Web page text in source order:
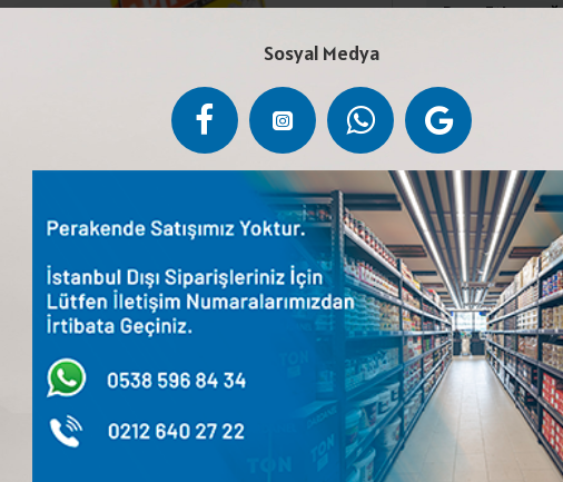
Sosyal Medya
Pinterest
WhatsApp
Email
Dana Eti ve
(E250).
kesilmiş
(+2°C) ile (
sıcaklığında